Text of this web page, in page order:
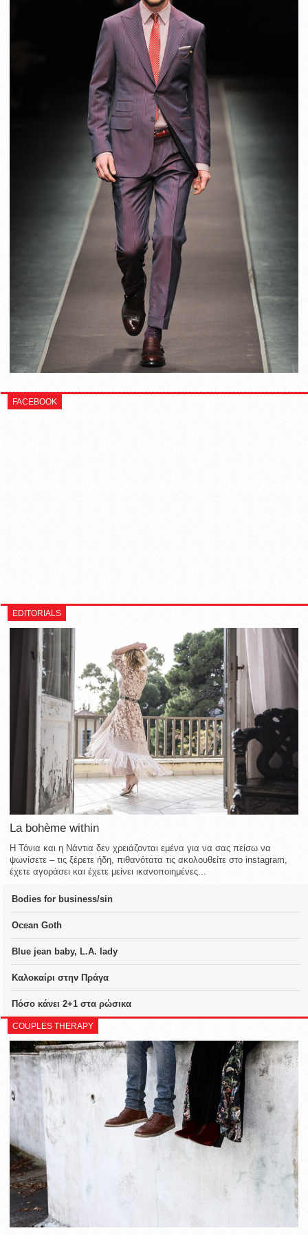
FACEBOOK
EDITORIALS
La bohème within
Η Τόνια και η Νάντια δεν χρειάζονται εμένα για να σας πείσω να
ψωνίσετε – τις ξέρετε ήδη, πιθανότατα τις ακολουθείτε στο instagram,
έχετε αγοράσει και έχετε μείνει ικανοποιημένες...
Bodies for business/sin
Ocean Goth
Blue jean baby, L.A. lady
Καλοκαίρι στην Πράγα
Πόσο κάνει 2+1 στα ρώσικα
COUPLES THERAPY